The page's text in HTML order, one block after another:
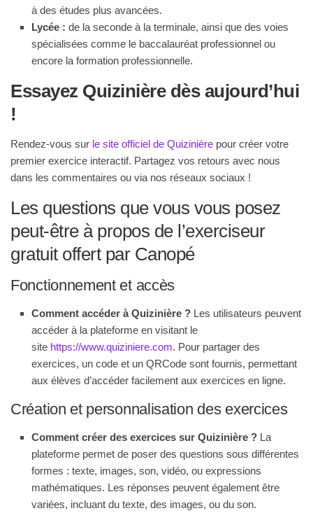
à des études plus avancées.
Lycée : de la seconde à la terminale, ainsi que des voies
spécialisées comme le baccalauréat professionnel ou
encore la formation professionnelle.
Essayez Quizinière dès aujourd’hui
!
Rendez-vous sur le site officiel de Quizinière pour créer votre
premier exercice interactif. Partagez vos retours avec nous
dans les commentaires ou via nos réseaux sociaux !
Les questions que vous vous posez
peut-être à propos de l’exerciseur
gratuit offert par Canopé
Fonctionnement et accès
Comment accéder à Quizinière ? Les utilisateurs peuvent
accéder à la plateforme en visitant le
site https://www.quiziniere.com. Pour partager des
exercices, un code et un QRCode sont fournis, permettant
aux élèves d’accéder facilement aux exercices en ligne.
Création et personnalisation des exercices
Comment créer des exercices sur Quizinière ? La
plateforme permet de poser des questions sous différentes
formes : texte, images, son, vidéo, ou expressions
mathématiques. Les réponses peuvent également être
variées, incluant du texte, des images, ou du son.